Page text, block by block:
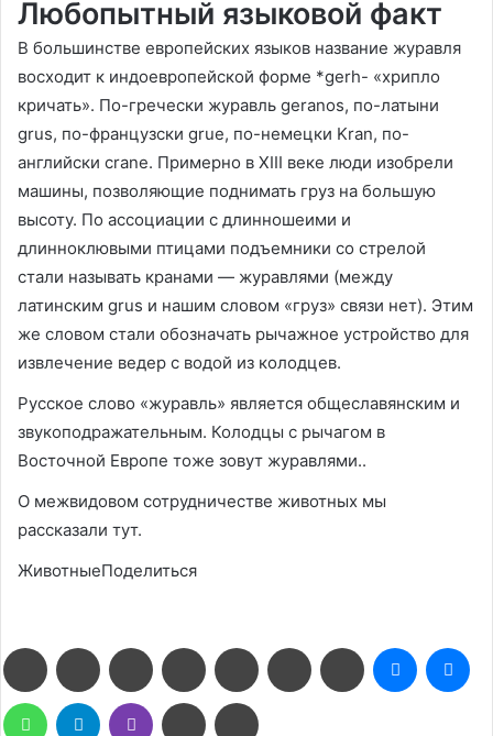
Любопытный языковой факт
В большинстве европейских языков название журавля
восходит к индоевропейской форме *gerh- «хрипло
кричать». По-гречески журавль geranos, по-латыни
grus, по-французски grue, по-немецки Kran, по-
английски crane. Примерно в XIII веке люди изобрели
машины, позволяющие поднимать груз на большую
высоту. По ассоциации с длинношеими и
длинноклювыми птицами подъемники со стрелой
стали называть кранами — журавлями (между
латинским grus и нашим словом «груз» связи нет). Этим
же словом стали обозначать рычажное устройство для
извлечение ведер с водой из колодцев.
Русское слово «журавль» является общеславянским и
звукоподражательным. Колодцы с рычагом в
Восточной Европе тоже зовут журавлями..
О межвидовом сотрудничестве животных мы
рассказали тут.
ЖивотныеПоделиться
FacebookTwitter LinkedIn Pinterest Reddit ВконтактеОдноклассники
Messenger
WhatsAppTelegram Viber
Поделиться